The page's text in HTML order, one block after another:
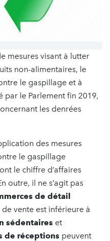
mesures visant à lutter
non-alimentaires, le
le gaspillage et à
par le Parlement fin 2019,
les denrées
des mesures
le gaspillage
le chiffre d’affaires
outre, il ne s’agit pas
de détail
vente est inférieure à
sédentaires et
de réceptions peuvent